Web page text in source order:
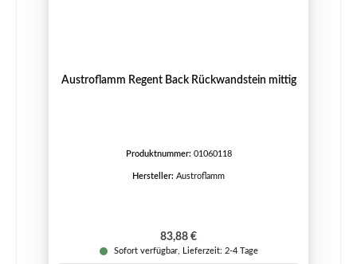
Austroflamm Regent Back Rückwandstein mittig
Produktnummer: 01060118
Hersteller: Austroflamm
Regulärer Preis:
83,88 €
Sofort verfügbar, Lieferzeit: 2-4 Tage